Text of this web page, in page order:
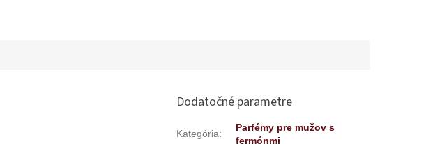
Dodatočné parametre
Kategória:
Parfémy pre mužov s
fermónmi